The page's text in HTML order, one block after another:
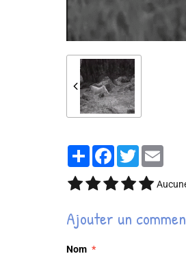
PartagerFacebook
Twitter
Ajouter un
Nom